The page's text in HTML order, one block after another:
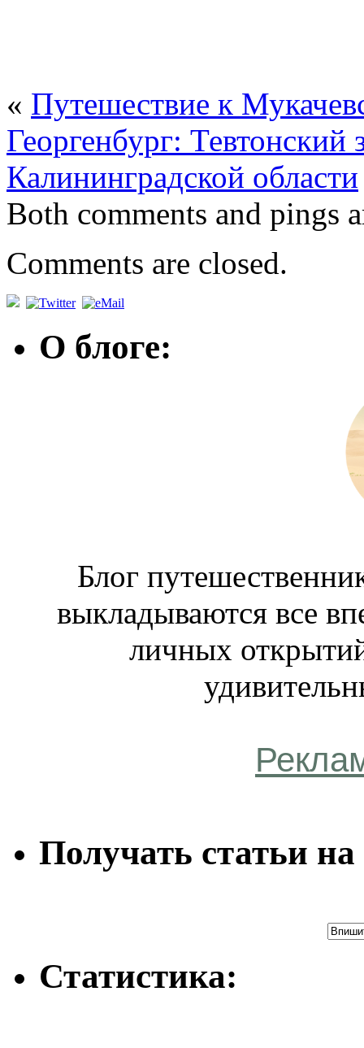
« Путешествие к
Георгенбург:
Калининградской области
Both comments and pings
Comments are closed.
О блоге:
Блог
выкладываются все
личных
Получать статьи
Статистика: